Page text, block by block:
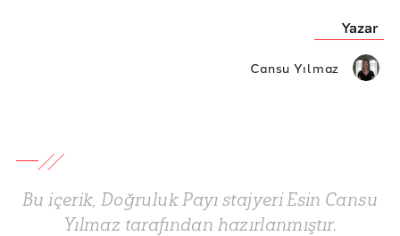
Yazar
Cansu Yılmaz
Bu içerik, Doğruluk Payı stajyeri Esin Cansu
Yılmaz tarafından hazırlanmıştır.